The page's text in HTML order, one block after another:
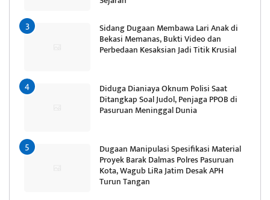
Sidang Dugaan Membawa Lari Anak di
Bekasi Memanas, Bukti Video dan
Perbedaan Kesaksian Jadi Titik Krusial
Diduga Dianiaya Oknum Polisi Saat
Ditangkap Soal Judol, Penjaga PPOB di
Pasuruan Meninggal Dunia
Dugaan Manipulasi Spesifikasi Material
Proyek Barak Dalmas Polres Pasuruan
Kota, Wagub LiRa Jatim Desak APH
Turun Tangan